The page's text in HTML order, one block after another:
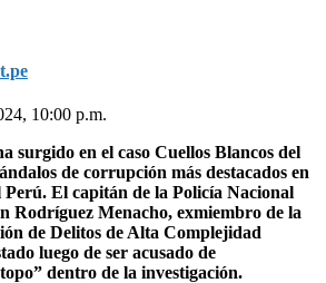
10:00 p.m.
surgido en el caso Cuellos Blancos del
de corrupción más destacados en
El capitán de la Policía Nacional
Rodríguez Menacho, exmiembro de la
de Delitos de Alta Complejidad
luego de ser acusado de
dentro de la investigación.